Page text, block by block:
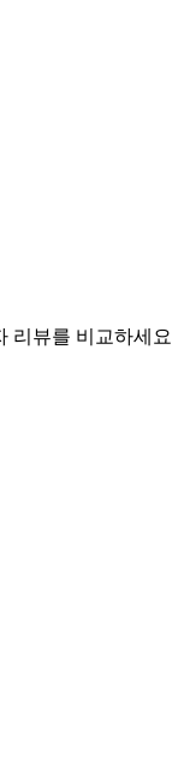
리뷰를 비교하세요